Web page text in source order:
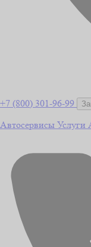
+7 (800) 301-96-99
Автосервисы Услуги